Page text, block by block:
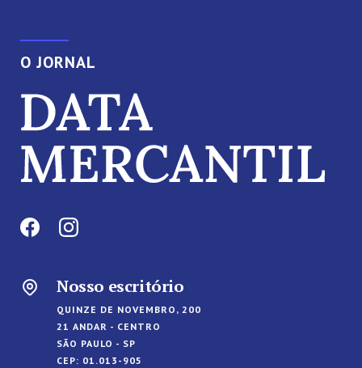
O JORNAL
Nosso escritório
QUINZE DE NOVEMBRO, 200
21 ANDAR - CENTRO
SÃO PAULO - SP
CEP: 01.013-905